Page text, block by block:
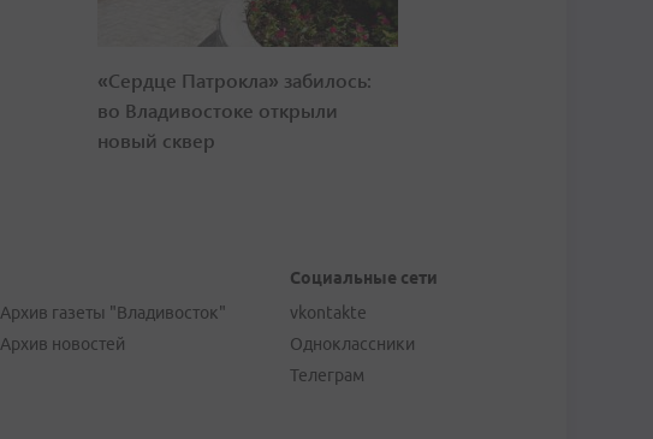
«Сердце Патрокла» забилось:
во Владивостоке открыли
новый сквер
Архив газеты "Владивосток"
Архив новостей
Социальные сети
vkontakte
Одноклассники
Телеграм